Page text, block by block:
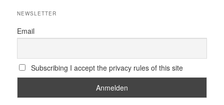
NEWSLETTER
Email
Subscribing I accept the privacy rules of this site